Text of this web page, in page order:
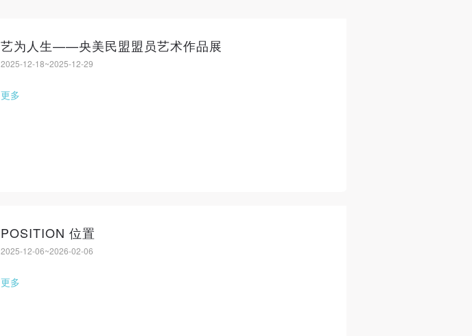
艺为人生——央美民盟盟员艺术作品展
2025-12-18~2025-12-29
更多
POSITION 位置
2025-12-06~2026-02-06
更多